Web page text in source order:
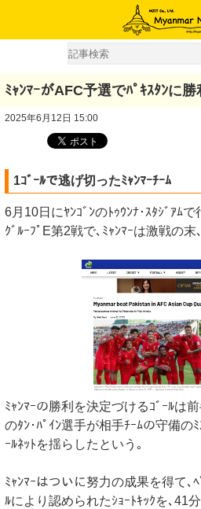
ﾐｬﾝﾏｰがAFC予選でﾊﾟｷｽﾀﾝに勝
2025年6月12日 15:00
1ｺﾞｰﾙで逃げ切ったﾐｬﾝﾏｰﾁｰﾑ
6月10日にﾔﾝｺﾞﾝのﾄｩｳﾝﾅ･ｽﾀｼﾞｱﾑ
ｸﾞﾙｰﾌﾟE第2戦で､ﾐｬﾝﾏｰは激戦の末
ﾐｬﾝﾏｰの勝利を決定づけるｺﾞｰﾙは
のﾀﾝ･ﾊﾟｲﾝ選手が相手ﾁｰﾑの守備の
ｰﾙﾈｯﾄを揺らしたという｡
ﾐｬﾝﾏｰはついに努力の成果を得て､
ﾙにより認められたｼｮｰﾄｷｯｸを､41